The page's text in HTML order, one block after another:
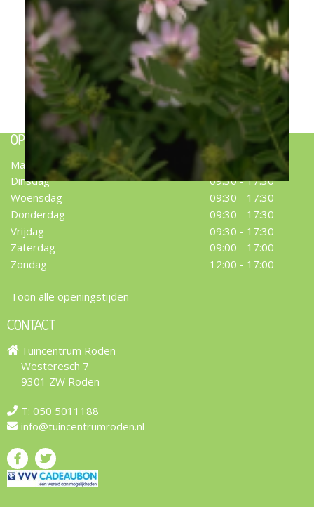
Bont kroonkruid
Securigera varia
OPENINGSTIJDEN
Maandag
09:30 - 17:30
Dinsdag
09:30 - 17:30
Woensdag
09:30 - 17:30
Donderdag
09:30 - 17:30
Vrijdag
09:30 - 17:30
Zaterdag
09:00 - 17:00
Zondag
12:00 - 17:00
Toon alle openingstijden
CONTACT
Tuincentrum Roden
Westeresch 7
9301 ZW Roden
T: 050 5011188
info@tuincentrumroden.nl